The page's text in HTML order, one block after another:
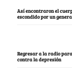
Así encontraron el
escondido por un
Regresar a la radio
contra la depresión